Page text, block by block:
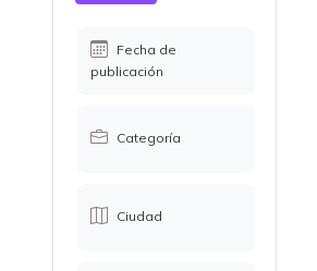
Fecha de
publicación
Categoría
Ciudad